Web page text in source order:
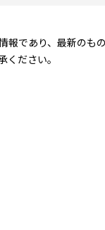
報であり、最新のも
ください。